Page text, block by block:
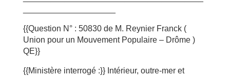
{{Question N° : 50830 de M. Reynier Franck (
Union pour un Mouvement Populaire – Drôme )
QE}}
{{Ministère interrogé :}} Intérieur, outre-mer et